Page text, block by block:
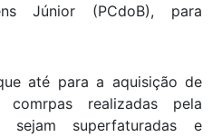
Júnior (PCdoB), para
até para a aquisição de
realizadas pela
sejam superfaturadas e